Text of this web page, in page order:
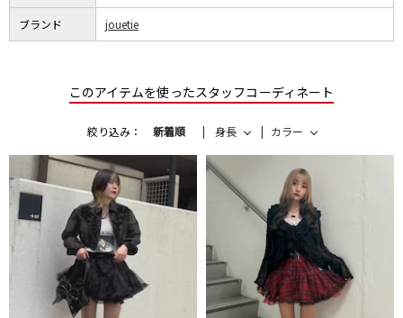
ブランド jouetie
このアイテムを使ったスタッフコーディネート
絞り込み： 新着順 身長 カラー